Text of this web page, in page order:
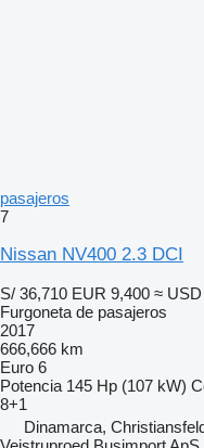
pasajeros
7
Nissan NV400 2.3 DCI
S/ 36,710 EUR 9,400 ≈
Furgoneta de pasajeros
2017
666,666 km
Euro 6
Potencia 145 Hp (107 kW)
8+1
Dinamarca,